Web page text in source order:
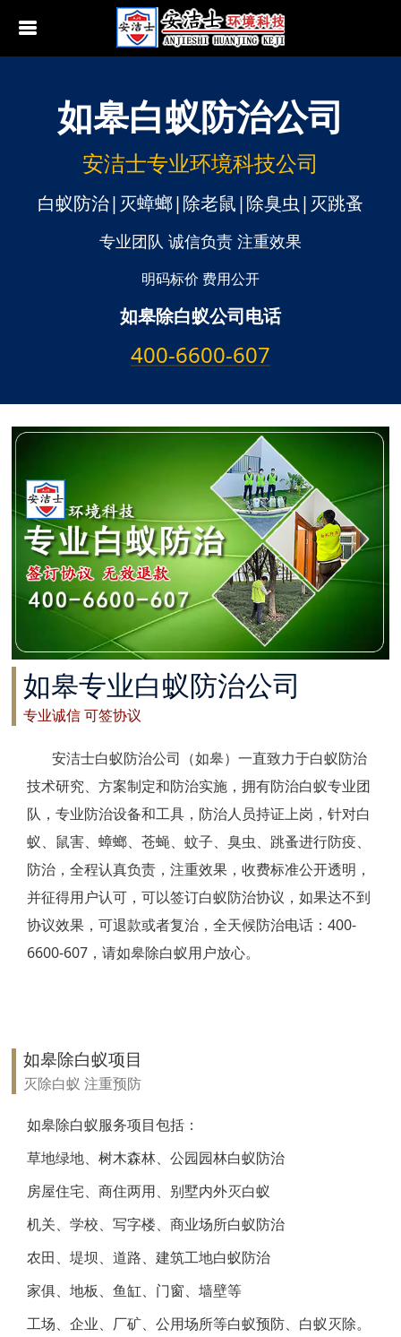
南京白蚁防治
江阴白蚁防治
太仓白蚁防治
常州白蚁防治
溧阳白蚁防治
南通白蚁防治
如东白蚁防治
如皋白蚁防治
海安白蚁防治
泰州白蚁防治
兴化白蚁防治
靖江白蚁防治
泰兴白蚁防治
扬州白蚁防治
宝应白蚁防治
镇江白蚁防治
丹阳白蚁防治
扬中白蚁防治
句容白蚁防治
响水白蚁防治
滨海白蚁防治
如皋白蚁防治公司
安洁士专业环境科技公司
白蚁防治|灭蟑螂|除老鼠|除臭虫|灭跳蚤
专业团队 诚信负责 注重效果
明码标价 费用公开
如皋除白蚁公司电话
400-6600-607
如皋专业白蚁防治公司
专业诚信 可签协议
安洁士白蚁防治公司（如皋）一直致力于白蚁防治
技术研究、方案制定和防治实施，拥有防治白蚁专业团
队，专业防治设备和工具，防治人员持证上岗，针对白
蚁、鼠害、蟑螂、苍蝇、蚊子、臭虫、跳蚤进行防疫、
防治，全程认真负责，注重效果，收费标准公开透明，
并征得用户认可，可以签订白蚁防治协议，如果达不到
协议效果，可退款或者复治，全天候防治电话：400-
6600-607，请如皋除白蚁用户放心。
如皋除白蚁项目
灭除白蚁 注重预防
如皋除白蚁服务项目包括：
草地绿地、树木森林、公园园林白蚁防治
房屋住宅、商住两用、别墅内外灭白蚁
机关、学校、写字楼、商业场所白蚁防治
农田、堤坝、道路、建筑工地白蚁防治
家俱、地板、鱼缸、门窗、墙壁等
工场、企业、厂矿、公用场所等白蚁预防、白蚁灭除。